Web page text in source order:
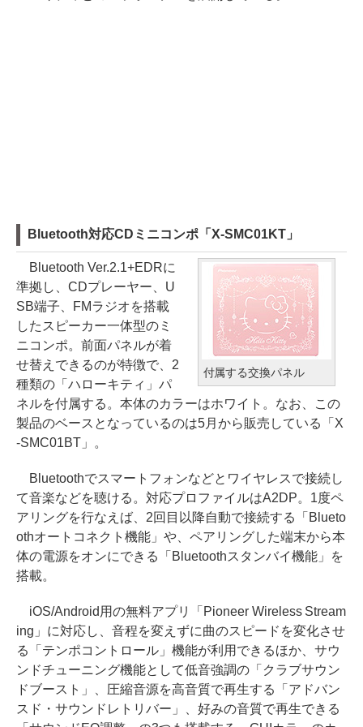
Bluetooth対応CDミニコンポ「X-SMC01KT」
付属する交換パネル
Bluetooth Ver.2.1+EDRに
準拠し、CDプレーヤー、U
SB端子、FMラジオを搭載
したスピーカー一体型のミ
ニコンポ。前面パネルが着
せ替えできるのが特徴で、2
種類の「ハローキティ」パ
ネルを付属する。本体のカラーはホワイト。なお、この
製品のベースとなっているのは5月から販売している「X
-SMC01BT」。
Bluetoothでスマートフォンなどとワイヤレスで接続し
て音楽などを聴ける。対応プロファイルはA2DP。1度ペ
アリングを行なえば、2回目以降自動で接続する「Blueto
othオートコネクト機能」や、ペアリングした端末から本
体の電源をオンにできる「Bluetoothスタンバイ機能」を
搭載。
iOS/Android用の無料アプリ「Pioneer Wireless Stream
ing」に対応し、音程を変えずに曲のスピードを変化させ
る「テンポコントロール」機能が利用できるほか、サウ
ンドチューニング機能として低音強調の「クラブサウン
ドブースト」、圧縮音源を高音質で再生する「アドバン
スド・サウンドレトリバー」、好みの音質で再生できる